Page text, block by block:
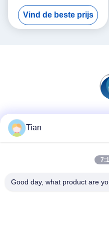
drie stadia
Vind de beste prijs
Tian
Good day, what product are